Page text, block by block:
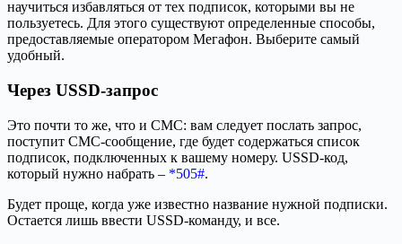
научиться избавляться от тех подписок, которыми вы не
пользуетесь. Для этого существуют определенные способы,
предоставляемые оператором Мегафон. Выберите самый
удобный.
Через USSD-запрос
Это почти то же, что и СМС: вам следует послать запрос,
поступит СМС-сообщение, где будет содержаться список
подписок, подключенных к вашему номеру. USSD-код,
который нужно набрать – *505#.
Будет проще, когда уже известно название нужной подписки.
Остается лишь ввести USSD-команду, и все.